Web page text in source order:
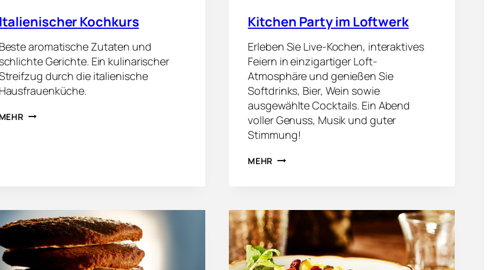
R
S
Italienischer Kochkurs
Beste aromatische Zutaten und
schlichte Gerichte. Ein kulinarischer
durch die italienische
Hausfrauenküche.
MEHR
S
C
H
K
Kitchen Party im Loftwerk
Erleben Sie Live-Kochen, interaktives
Feiern in einzigartiger Loft-
Atmosphäre und genießen Sie
Softdrinks, Bier, Wein sowie
ausgewählte Cocktails. Ein Abend
voller Genuss, Musik und guter
Stimmung!
MEHR K
E
N
P
A
R